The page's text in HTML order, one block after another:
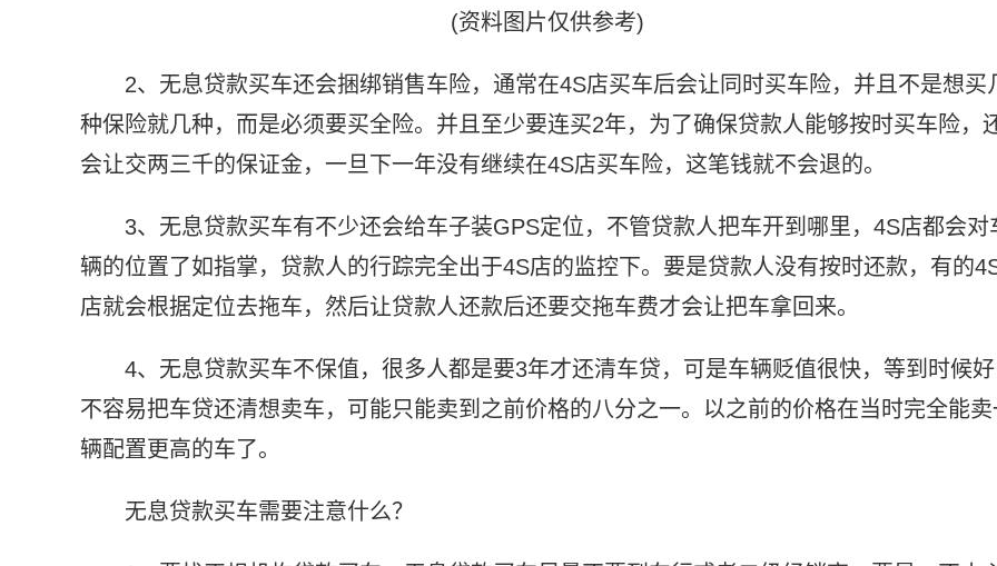
(资料图片仅供参考)
2、无息贷款买车还会捆绑销售车险，通常在4S店买车后会让同时买车险，并且不是想买
种保险就几种，而是必须要买全险。并且至少要连买2年，为了确保贷款人能够按时买车险，
会让交两三千的保证金，一旦下一年没有继续在4S店买车险，这笔钱就不会退的。
3、无息贷款买车有不少还会给车子装GPS定位，不管贷款人把车开到哪里，4S店都会对
辆的位置了如指掌，贷款人的行踪完全出于4S店的监控下。要是贷款人没有按时还款，有的
店就会根据定位去拖车，然后让贷款人还款后还要交拖车费才会让把车拿回来。
4、无息贷款买车不保值，很多人都是要3年才还清车贷，可是车辆贬值很快，等到时候好
不容易把车贷还清想卖车，可能只能卖到之前价格的八分之一。以之前的价格在当时完全能卖
辆配置更高的车了。
无息贷款买车需要注意什么？